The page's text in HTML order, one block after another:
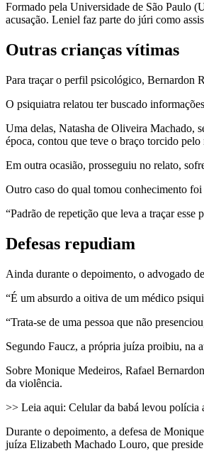
Formado pela Universidade de São Paulo
acusação. Leniel faz parte do júri como
Outras crianças vítimas
Para traçar o perfil psicológico, Bernardon
O psiquiatra relatou ter buscado
Uma delas, Natasha de Oliveira Machado,
época, contou que teve o braço torcido
Em outra ocasião, prosseguiu no relato,
Outro caso do qual tomou conhecimento
“Padrão de repetição que leva a traçar
Defesas repudiam
Ainda durante o depoimento, o advogado
“É um absurdo a oitiva de um médico
“Trata-se de uma pessoa que não
Segundo Faucz, a própria juíza proibiu, na
Sobre Monique Medeiros, Rafael
da violência.
>> Leia aqui: Celular da babá levou polícia
Durante o depoimento, a defesa de
juíza Elizabeth Machado Louro, que